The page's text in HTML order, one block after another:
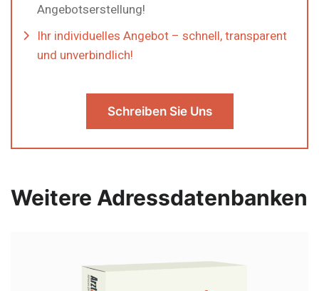
Angebotserstellung!
Ihr individuelles Angebot – schnell, transparent
und unverbindlich!
Schreiben Sie Uns
Weitere Adressdatenbanken